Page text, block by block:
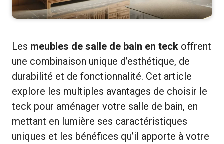
Les meubles de salle de bain en teck offrent
une combinaison unique d’esthétique, de
durabilité et de fonctionnalité. Cet article
explore les multiples avantages de choisir le
teck pour aménager votre salle de bain, en
mettant en lumière ses caractéristiques
uniques et les bénéfices qu’il apporte à votre